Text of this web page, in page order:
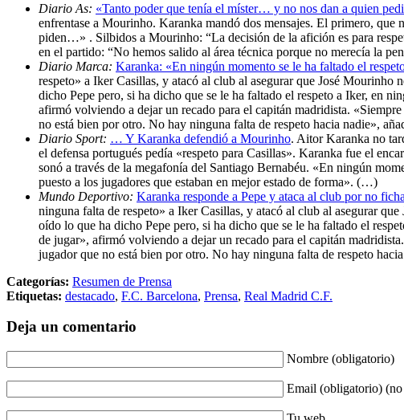
Diario As: «Tanto poder que tenía el míster… y no nos dan a quien
enfrentase a Mourinho. Karanka mandó dos mensajes. El primero,
piden…» . Silbidos a Mourinho: “La decisión de la afición es para
en el partido: “No hemos salido al área técnica porque no merecía la
Diario Marca: Karanka: «En ningún momento se le ha faltado el
respeto» a Iker Casillas, y atacó al club al asegurar que José
dicho Pepe pero, si ha dicho que se le ha faltado el respeto a Iker, en
afirmó volviendo a dejar un recado para el capitán madridista.
no está bien por otro. No hay ninguna falta de respeto hacia nadie»,
Diario Sport: … Y Karanka defendió a Mourinho. Aitor Karanka no
el defensa portugués pedía «respeto para Casillas». Karanka fue el
sonó a través de la megafonía del Santiago Bernabéu. «En ningún
puesto a los jugadores que estaban en mejor estado de forma». (…)
Mundo Deportivo: Karanka responde a Pepe y ataca al club por no
ninguna falta de respeto» a Iker Casillas, y atacó al club al asegurar
oído lo que ha dicho Pepe pero, si ha dicho que se le ha faltado el
de jugar», afirmó volviendo a dejar un recado para el capitán
jugador que no está bien por otro. No hay ninguna falta de respeto
Categorías: Resumen de Prensa
Etiquetas: destacado, F.C. Barcelona, Prensa, Real Madrid C.F.
Deja un comentario
Nombre (obligatorio)
Email (obligatorio)